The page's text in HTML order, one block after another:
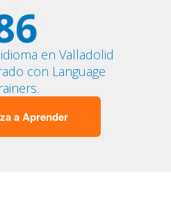
en Valladolid
con Language
a Aprender